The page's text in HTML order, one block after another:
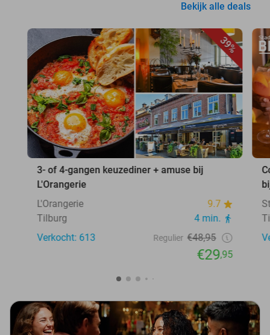
Bekijk alle deals
39%
3- of 4-gangen keuzediner + amuse bij
L'Orangerie
L'Orangerie
9.7
Tilburg
4 min.
Verkocht: 613
Regulier €48,95
€29,95